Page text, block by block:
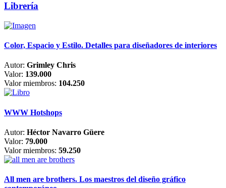
Librería
Color, Espacio y Estilo. Detalles para diseñadores de interiores
Autor: Grimley Chris
Valor: 139.000
Valor miembros: 104.250
WWW Hotshops
Autor: Héctor Navarro Güere
Valor: 79.000
Valor miembros: 59.250
All men are brothers. Los maestros del diseño gráfico